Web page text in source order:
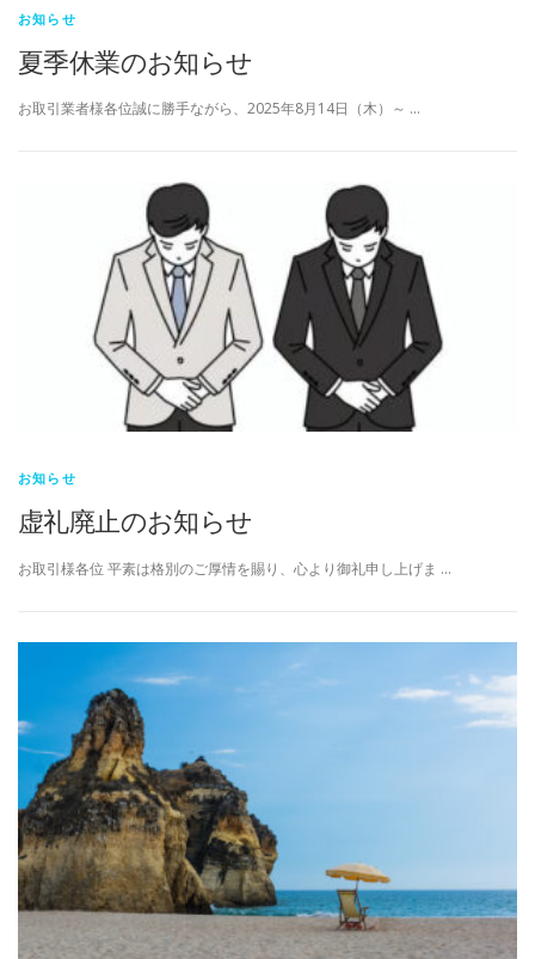
お知らせ
夏季休業のお知らせ
お取引業者様各位誠に勝手ながら、2025年8月14日（木）～ …
お知らせ
虚礼廃止のお知らせ
お取引様各位 平素は格別のご厚情を賜り、心より御礼申し上げま …